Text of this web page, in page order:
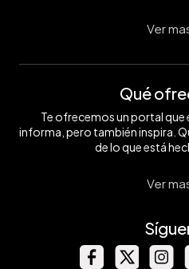
Ver
Qué
Te ofrecemos un portal
informa, pero también inspira.
de lo que está
Ver